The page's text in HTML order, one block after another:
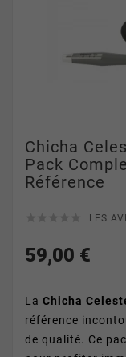
Chicha
Pack
Référence
LES
59,00 €
La Chicha
référence
de qualité. Ce